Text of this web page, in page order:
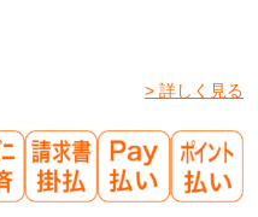
> 詳しく見る